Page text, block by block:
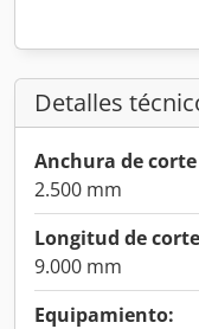
Detalles
Anchura de
2.500 mm
Longitud de
9.000 mm
Equipamiento: